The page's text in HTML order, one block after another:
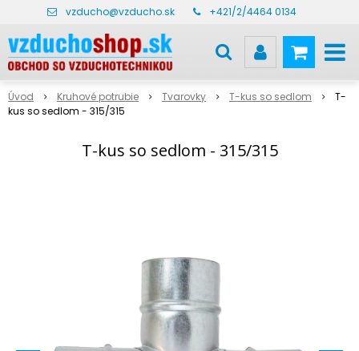
vzducho@vzducho.sk +421/2/4464 0134
Úvod Kruhové potrubie Tvarovky T-kus so sedlom
T-
kus so sedlom - 315/315
T-kus so sedlom - 315/315